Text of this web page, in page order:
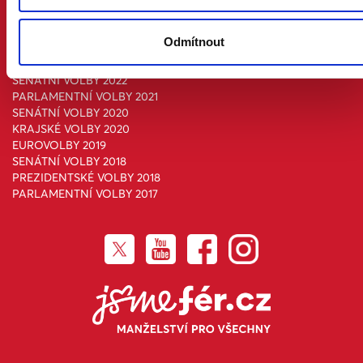
Odmítnout
PARLAMENTNÍ VOLBY 2025
PREZIDENTSKÉ VOLBY 2023
SENÁTNÍ VOLBY 2022
PARLAMENTNÍ VOLBY 2021
SENÁTNÍ VOLBY 2020
KRAJSKÉ VOLBY 2020
EUROVOLBY 2019
SENÁTNÍ VOLBY 2018
PREZIDENTSKÉ VOLBY 2018
PARLAMENTNÍ VOLBY 2017